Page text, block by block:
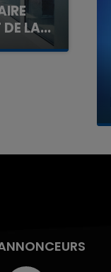
DE LA...
qui a